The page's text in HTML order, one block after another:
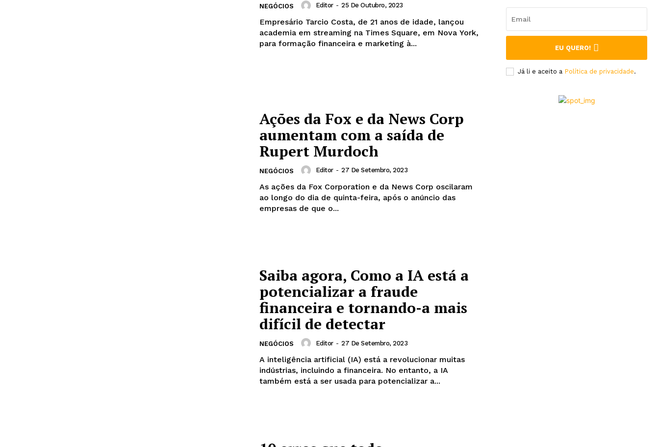
NEGÓCIOS Editor - 25 De Outubro, 2023
Empresário Tarcio Costa, de 21 anos de idade, lançou
academia em streaming na Times Square, em Nova York,
para formação financeira e marketing à...
Ações da Fox e da News Corp
aumentam com a saída de
Rupert Murdoch
NEGÓCIOS Editor - 27 De Setembro, 2023
As ações da Fox Corporation e da News Corp oscilaram
ao longo do dia de quinta-feira, após o anúncio das
empresas de que o...
Saiba agora, Como a IA está a
potencializar a fraude
financeira e tornando-a mais
difícil de detectar
NEGÓCIOS Editor - 27 De Setembro, 2023
A inteligência artificial (IA) está a revolucionar muitas
indústrias, incluindo a financeira. No entanto, a IA
também está a ser usada para potencializar a...
EU QUERO!
Já li e aceito a Política de privacidade.